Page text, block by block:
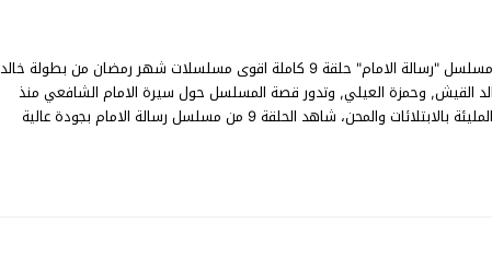
مسلسل رسالة الامام الحلقة 9 مشاهدة وتحميل مسلسل "رسالة الامام" حلقة 9 كاملة اقوى مسلسلات شهر رمضان من بطولة خالد
القيش, وحمزة العيلي, وتدور قصة المسلسل حول سيرة الامام الشافعي منذ
الطفولة وحتى وفاتة والوقوف لابرز مراحل حياتة المليئة بالابتلائات والمحن، شاهد الحلقة 9 من مسلسل رسالة الامام بجودة عالية